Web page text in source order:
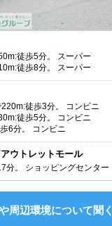
徒歩5分。 スーパー
徒歩8分。 スーパー
徒歩3分。 コンビニ
徒歩5分。 コンビニ
6分。 コンビニ
ウトレットモール
分。 ショッピングセンター
周辺環境について聞く